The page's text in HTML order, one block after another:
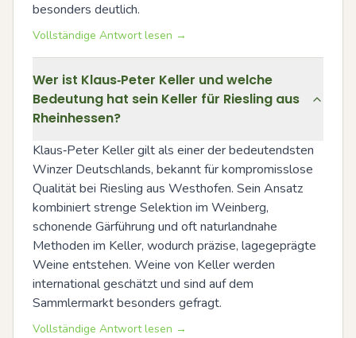
besonders deutlich.
Vollständige Antwort lesen →
Wer ist Klaus‑Peter Keller und welche
Bedeutung hat sein Keller für Riesling aus
Rheinhessen?
Klaus‑Peter Keller gilt als einer der bedeutendsten
Winzer Deutschlands, bekannt für kompromisslose
Qualität bei Riesling aus Westhofen. Sein Ansatz
kombiniert strenge Selektion im Weinberg,
schonende Gärführung und oft naturlandnahe
Methoden im Keller, wodurch präzise, lagegeprägte
Weine entstehen. Weine von Keller werden
international geschätzt und sind auf dem
Sammlermarkt besonders gefragt.
Vollständige Antwort lesen →